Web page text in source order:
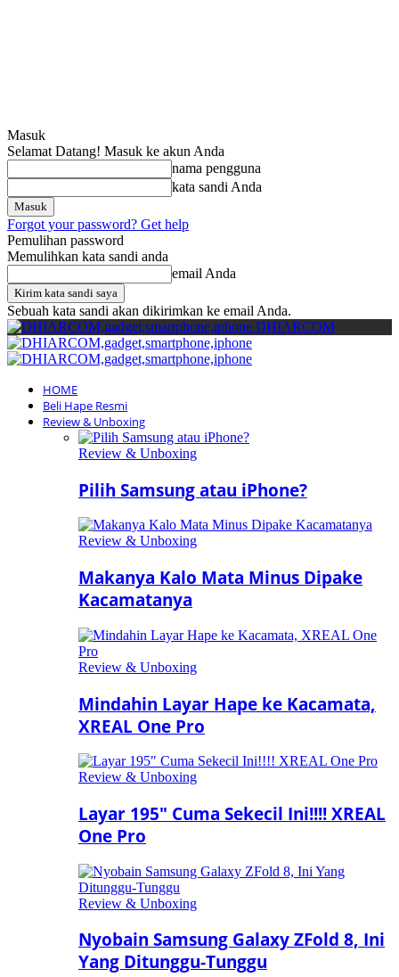
Masuk
Selamat Datang! Masuk ke akun Anda
nama pengguna
kata sandi Anda
Forgot your password? Get help
Pemulihan password
Memulihkan kata sandi anda
email Anda
Sebuah kata sandi akan dikirimkan ke email Anda.
DHIARCOM
HOME
Beli Hape Resmi
Review & Unboxing
Review & Unboxing
Pilih Samsung atau iPhone?
Review & Unboxing
Makanya Kalo Mata Minus Dipake
Kacamatanya
Review & Unboxing
Mindahin Layar Hape ke Kacamata,
XREAL One Pro
Review & Unboxing
Layar 195″ Cuma Sekecil Ini!!!! XREAL
One Pro
Review & Unboxing
Nyobain Samsung Galaxy ZFold 8, Ini
Yang Ditunggu-Tunggu